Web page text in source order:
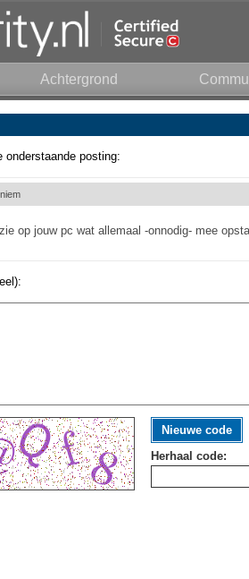
Achtergrond
onderstaande posting:
op jouw pc wat allemaal -onnodig- mee
Nieuwe code
Herhaal code: